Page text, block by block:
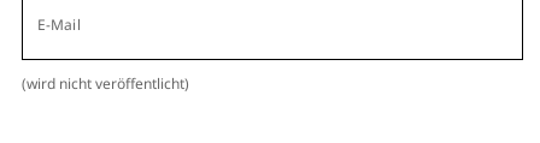
E-Mail
(wird nicht veröffentlicht)